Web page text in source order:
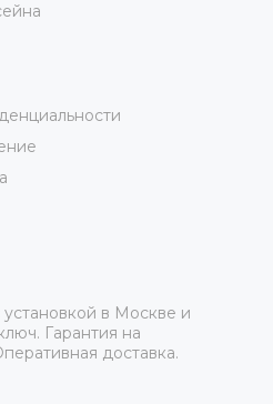
в Москве и
Гарантия на
доставка.